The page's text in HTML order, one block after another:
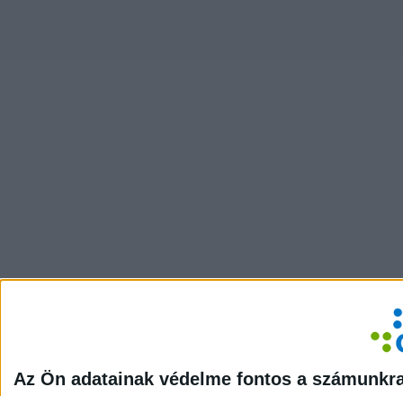
Az Ön adatainak védelme fontos a